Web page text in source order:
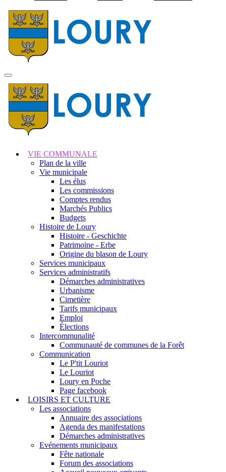
MENU
PRINCIPAL
VIE COMMUNALE
Plan de la ville
Vie municipale
Les élus
Les commissions
Comptes rendus
Marchés Publics
Budgets
Histoire de Loury
Histoire - Geschichte
Patrimoine - Erbe
Origine du blason de Loury
Services municipaux
Services administratifs
Démarches administratives
Urbanisme
Cimetière
Tarifs municipaux
Emploi
Élections
Intercommunalité
Communauté de communes de la Forêt
Communication
Le P'tit Louriot
Le Louriot
Loury en Poche
Page facebook
LOISIRS ET CULTURE
Les associations
Annuaire des associations
Agenda des manifestations
Démarches administratives
Evénements municipaux
Fête nationale
Forum des associations